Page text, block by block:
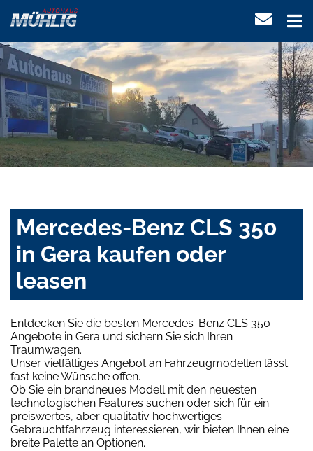
Mercedes-Benz CLS 350
in Gera kaufen oder
leasen
Entdecken Sie die besten Mercedes-Benz CLS 350
Angebote in Gera und sichern Sie sich Ihren
Traumwagen.
Unser vielfältiges Angebot an Fahrzeugmodellen lässt
fast keine Wünsche offen.
Ob Sie ein brandneues Modell mit den neuesten
technologischen Features suchen oder sich für ein
preiswertes, aber qualitativ hochwertiges
Gebrauchtfahrzeug interessieren, wir bieten Ihnen eine
breite Palette an Optionen.